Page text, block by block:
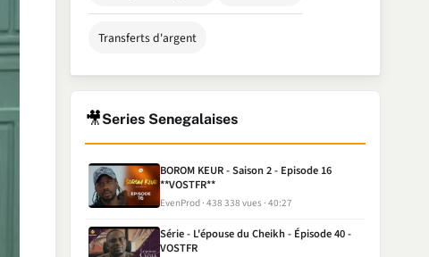
Transferts d'argent
🎥Series Senegalaises
BOROM KEUR - Saison 2 - Episode 16
**VOSTFR**
EvenProd 438 338 vues 40:27
Série - L'épouse du Cheikh - Épisode 40 -
VOSTFR